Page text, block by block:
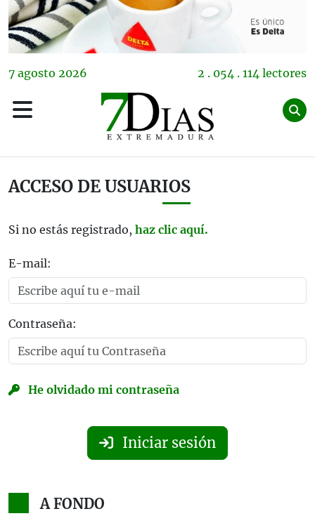
7 agosto 2026 2 . 054 . 114 lectores
ACCESO DE USUARIOS
Si no estás registrado, haz clic aquí.
E-mail:
Contraseña:
He olvidado mi contraseña
Iniciar sesión
A FONDO